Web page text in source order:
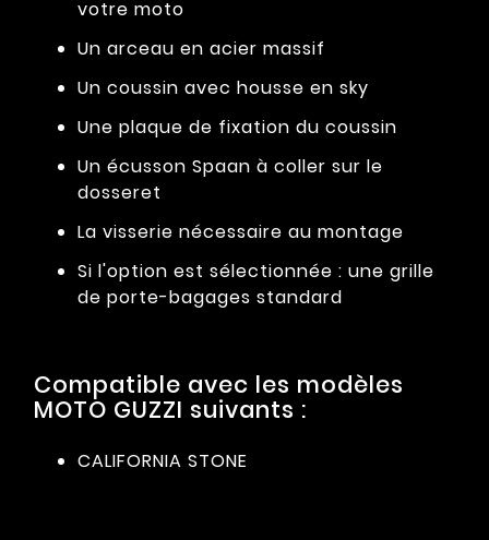
votre moto
Un arceau en acier massif
Un coussin avec housse en sky
Une plaque de fixation du coussin
Un écusson Spaan à coller sur le
dosseret
La visserie nécessaire au montage
Si l'option est sélectionnée : une grille
de porte-bagages standard
Compatible avec les modèles
MOTO GUZZI suivants :
CALIFORNIA STONE